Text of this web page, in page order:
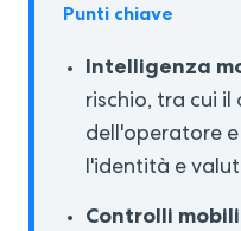
Punti chiave
Intelligenza
rischio, tra cui
dell'operatore
l'identità e
Controlli